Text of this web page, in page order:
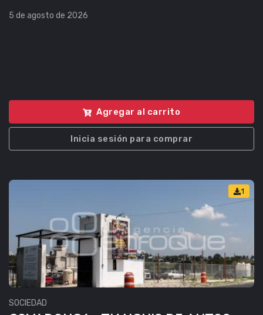
5 de agosto de 2026
Agregar al carrito
Inicia sesión para comprar
1
SOCIEDAD